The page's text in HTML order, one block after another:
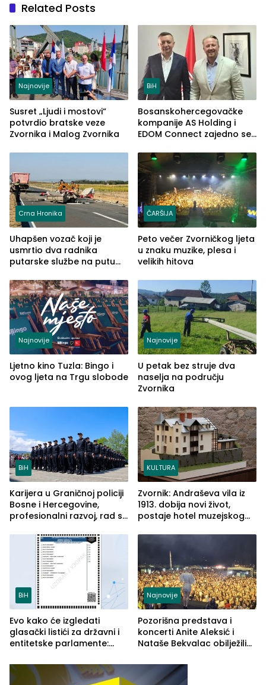
Related Posts
Najnovije
Susret „Ljudi i mostovi“
potvrdio bratske veze
Zvornika i Malog Zvornika
BiH
Bosanskohercegovačke
kompanije AS Holding i
EDOM Connect zajedno se
Crna Hronika
Uhapšen vozač koji je
usmrtio dva radnika
putarske službe na putu
(FOTO)
ČARŠIJA
Peto večer Zvorničkog ljeta
u znaku muzike, plesa i
velikih hitova
Najnovije
Ljetno kino Tuzla: Bingo i
ovog ljeta na Trgu slobode
Najnovije
U petak bez struje dva
naselja na području
Zvornika
BiH
Karijera u Graničnoj policiji
Bosne i Hercegovine,
profesionalni razvoj, rad sa
služba građanima
KULTURA
Zvornik: Andraševa vila iz
1913. dobija novi život,
postaje hotel muzejskog
BiH
Evo kako će izgledati
glasački listići za državni i
entitetske parlamente:
vidljive na njima
Najnovije
Pozorišna predstava i
koncerti Anite Aleksić i
Nataše Bekvalac obilježili
ljeta (FOTO)